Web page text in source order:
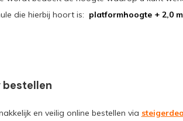
die hierbij hoort is: platformhoogte + 2,0
bestellen
en veilig online bestellen via